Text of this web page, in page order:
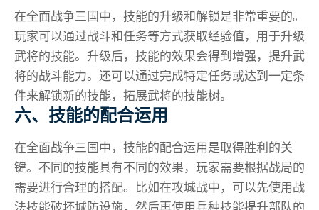
在全面战争三国中，技能的升级和解锁是非常重要的。
玩家可以通过战斗和任务等方式获取经验值，用于升级
武将的技能。升级后，技能的效果会得到增强，提升武
将的战斗能力。还可以通过完成特定任务或达到一定条
件来解锁新的技能，拓展武将的技能树。
六、技能的配合运用
在全面战争三国中，技能的配合运用是取得胜利的关
键。不同的技能具有不同的效果，玩家需要根据战局的
需要进行合理的搭配。比如在攻城战中，可以先使用战